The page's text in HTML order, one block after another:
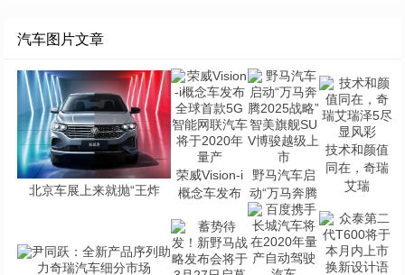
汽车图片文章
北京车展上来就抛“王炸
荣威Vision-i
概念车发布
野马汽车启
动“万马奔腾
技术和颜值
同在，奇瑞
艾瑞